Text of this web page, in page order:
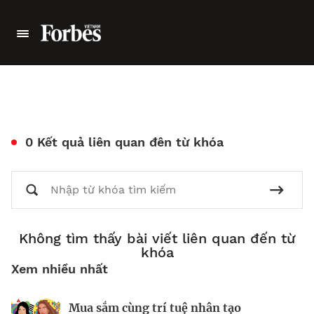
0 Kết quả liên quan đên từ khóa
Không tìm thấy bài viết liên quan đến từ
khóa
Xem nhiều nhất
Mua sắm cùng trí tuệ nhân tạo
Nhà sáng lập 25 tuổi và tham vọng lật
Kiểm soát bất ổn và bảo vệ sức khỏe